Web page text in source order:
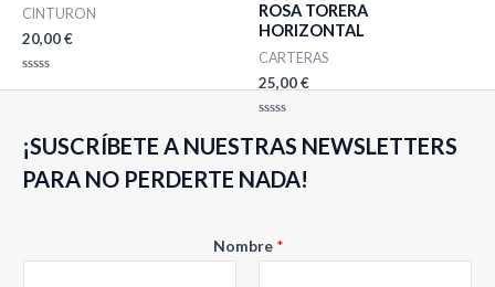
CINTURON
20,00€
ROSA TORERA
HORIZONTAL
CARTERAS
25,00€
con
0
5
¡SUSCRÍBETE A NUESTRAS NEWSLETTERS
PARA NO PERDERTE NADA!
Nombre *